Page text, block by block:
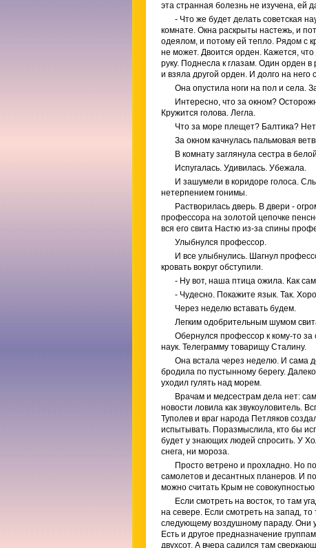
эта странная болезнь не изучена, ей
- Что же будет делать советская
комнате. Окна раскрыты настежь, и
одеялом, и потому ей тепло. Рядом с
не может. Двоится орден. Кажется,
руку. Поднесла к глазам. Один орден в
и взяла другой орден. И долго на
Она опустила ноги на пол и села.
Интересно, что за окном?
Кружится голова. Легла.
Что за море плещет? Балтика?
За окном качнулась пальмовая
В комнату заглянула сестра в
Испугалась. Удивилась. Убежала.
И зашумели в коридоре голоса.
нетерпением гонимы.
Растворилась дверь. В двери -
профессора на золотой цепочке
вся его свита Настю из-за спины
Улыбнулся профессор.
И все улыбнулись. Шагнул
кровать вокруг обступили.
- Ну вот, наша птица ожила. Как
- Чудесно. Покажите язык. Так.
Через неделю вставать будем.
Легким одобрительным шумом
Обернулся профессор к кому-то
наук. Телеграмму товарищу Сталину.
Она встала через неделю. И сама
бродила по пустынному берегу.
уходил гулять над морем.
Врачам и медсестрам дела нет:
новости ловила как звукоуловитель.
Туполев и враг народа Петляков
испытывать. Поразмыслила, кто бы
будет у знающих людей спросить. У
снега, ни мороза.
Просто ветрено и прохладно. Но
самолетов и десантных планеров. И
можно считать Крым не
Если смотреть на восток, то там
на севере. Если смотреть на запад, то
следующему воздушному параду. Они
Есть и другое предназначение
двухсот. А вчера садился там